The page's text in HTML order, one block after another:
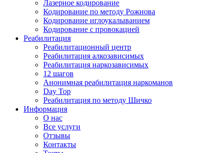
Лазерное кодирование
Кодирование по методу Рожнова
Кодирование иглоукалыванием
Кодирование с провокацией
Реабилитация
Реабилитационный центр
Реабилитация алкозависимых
Реабилитация наркозависимых
12 шагов
Анонимная реабилитация наркоманов
Day Top
Реабилитация по методу Шичко
Информация
О нас
Все услуги
Отзывы
Контакты